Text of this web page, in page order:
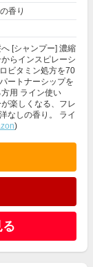
香り
[シャンプー] 濃縮
らインスピレーシ
ビタミン処方を70
ートナーシップを
用 ライン使い
楽しくなる、フレ
なしの香り。 ライ
)